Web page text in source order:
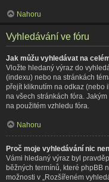
Nahoru
Vyhledávání ve fóru
Jak můžu vyhledávat na
Vložte hledaný výraz do
(indexu) nebo na stránkách
přejít kliknutím na odkaz (nebo
na všech stránkách fóra.
na použitém vzhledu fóra.
Nahoru
Proč moje vyhledávání nic
Vámi hledaný výraz byl
běžných termínů, které phpBB
možnosti v „Rozšířeném